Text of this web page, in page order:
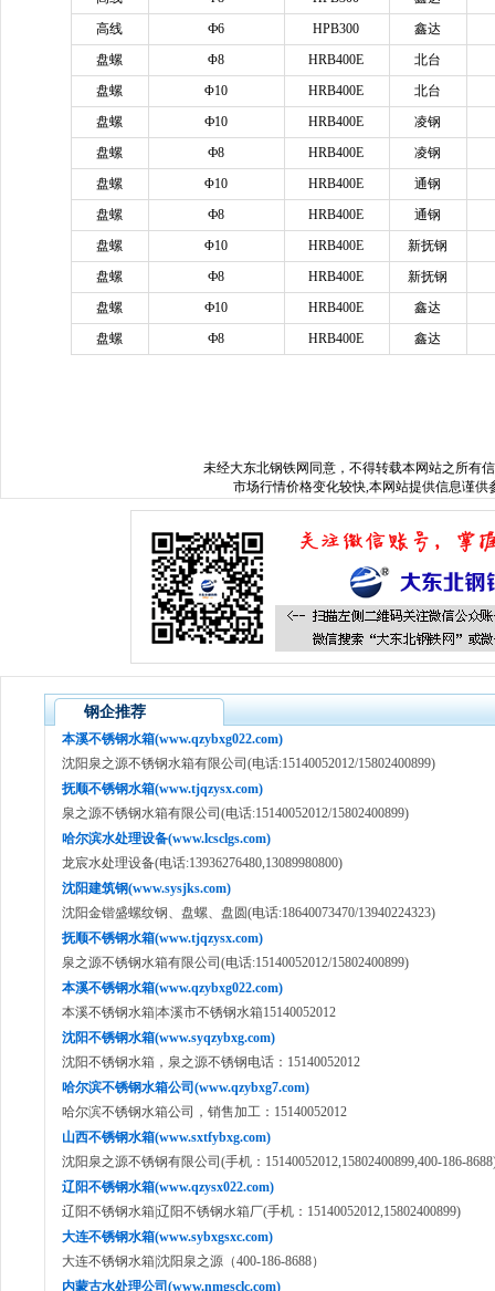
高线
Ф6 HPB300
鑫达
盘螺
Φ8 HRB400E
北台
盘螺
Φ10 HRB400E
北台
盘螺
Ф10 HRB400E
凌钢
盘螺
Ф8 HRB400E
凌钢
盘螺
Φ10 HRB400E
通钢
盘螺
Ф8 HRB400E
通钢
盘螺
Φ10 HRB400E
新抚钢
盘螺
Ф8 HRB400E
新抚钢
盘螺
Ф10 HRB400E
鑫达
盘螺
Ф8 HRB400E 鑫达
未经大东北钢铁网 同意，不得转载本网站之所有
市场行情价格变化较快,本网站提供信息谨供
钢企推荐
本溪不锈钢水箱(www.qzybxg022.com)
沈阳泉之源不锈钢水箱有限公司(电话:15140052012/15802400899)
抚顺不锈钢水箱(www.tjqzysx.com)
泉之源不锈钢水箱有限公司(电话:15140052012/15802400899)
哈尔滨水处理设备(www.lcsclgs.com)
龙宸水处理设备(电话:13936276480,13089980800)
沈阳建筑钢(www.sysjks.com)
沈阳金锴盛螺纹钢、盘螺、盘圆(电话:18640073470/13940224323)
抚顺不锈钢水箱(www.tjqzysx.com)
泉之源不锈钢水箱有限公司(电话:15140052012/15802400899)
本溪不锈钢水箱(www.qzybxg022.com)
本溪不锈钢水箱|本溪市不锈钢水箱15140052012
沈阳不锈钢水箱(www.syqzybxg.com)
沈阳不锈钢水箱，泉之源不锈钢电话：15140052012
哈尔滨不锈钢水箱公司(www.qzybxg7.com)
哈尔滨不锈钢水箱公司，销售加工：15140052012
山西不锈钢水箱(www.sxtfybxg.com)
沈阳泉之源不锈钢有限公司(手机：15140052012,15802400899,400-186-
辽阳不锈钢水箱(www.qzysx022.com)
辽阳不锈钢水箱|辽阳不锈钢水箱厂(手机：15140052012,15802400899)
大连不锈钢水箱(www.sybxgsxc.com)
大连不锈钢水箱|沈阳泉之源（400-186-8688）
内蒙古水处理公司(www.nmgsclc.com)